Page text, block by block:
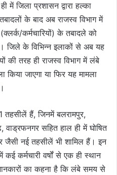
में जिला प्रशासन द्वारा हल्का
के बाद अब राजस्व विभाग में
कर्मचारियों) के तबादले को
जिले के विभिन्न इलाकों से अब यह
की तरह ही राजस्व विभाग में लंबे
जाएगा या फिर यह मामला
हैं, जिनमें बलरामपुर,
सहित हाल ही में घोषित
जैसी नई तहसीलें भी शामिल हैं। इन
कर्मचारी वर्षों से एक ही स्थान
का कहना है कि लंबे समय से